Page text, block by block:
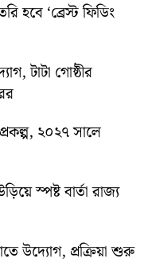
হবে ‘ব্রেস্ট ফিডিং
টাটা গোষ্ঠীর
২০২৭ সালে
স্পষ্ট বার্তা রাজ্য
উদ্যোগ, প্রক্রিয়া শুরু